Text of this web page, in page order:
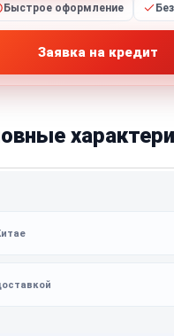
Быстрое оформление
Заявка на кредит